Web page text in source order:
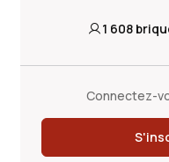
1 608
Connectez-